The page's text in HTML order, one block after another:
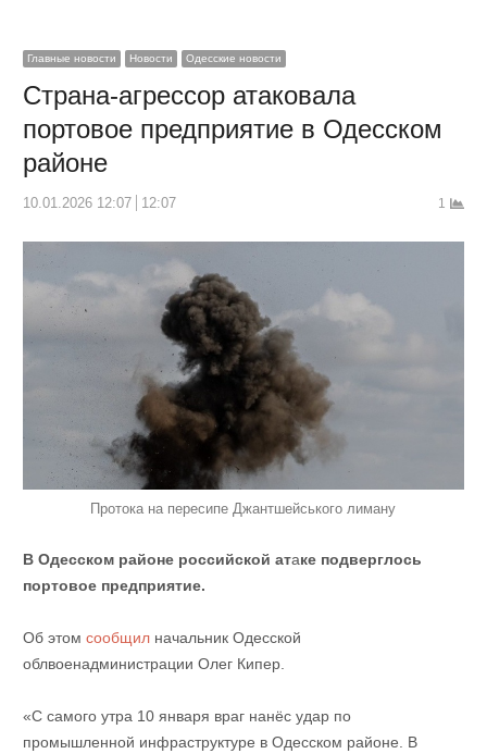
Главные новости Новости Одесские новости
Страна-агрессор атаковала
портовое предприятие в Одесском
районе
10.01.2026 12:07 12:07 1
Протока на пересипe Джантшейського лиману
В Одесском районе российской атаке подверглось
портовое предприятие.
Об этом сообщилначальник Одесской
облвоенадминистрации Олег Кипер.
«С самого утра 10 января враг нанёс удар по
промышленной инфраструктуре в Одесском районе. В